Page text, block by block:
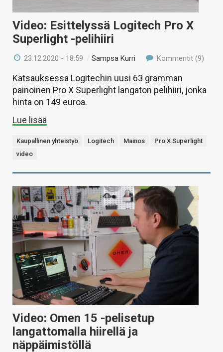
Video: Esittelyssä Logitech Pro X
Superlight -pelihiiri
23.12.2020 - 18:59 /Sampsa Kurri Kommentit (9)
Katsauksessa Logitechin uusi 63 gramman
painoinen Pro X Superlight langaton pelihiiri, jonka
hinta on 149 euroa.
Lue lisää
Kaupallinen yhteistyö Logitech Mainos
Pro X Superlight
video
Video: Omen 15 -pelisetup
langattomalla hiirellä ja
näppäimistöllä